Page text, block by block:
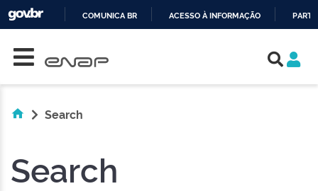
COMUNICA BR ACESSO À INFORMAÇÃO
Search
Search